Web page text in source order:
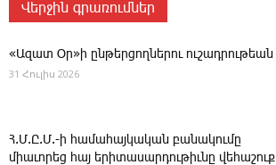
Վերջին գրառումներ
«Ազատ Օր»ի ընթերցողներու ուշադրութեան
31 Հուլիս 2026
Հ.Մ.Ը.Մ.-ի համահայկական բանակումը
միաւորեց հայ երիտասարդութիւնը վեհաշուք